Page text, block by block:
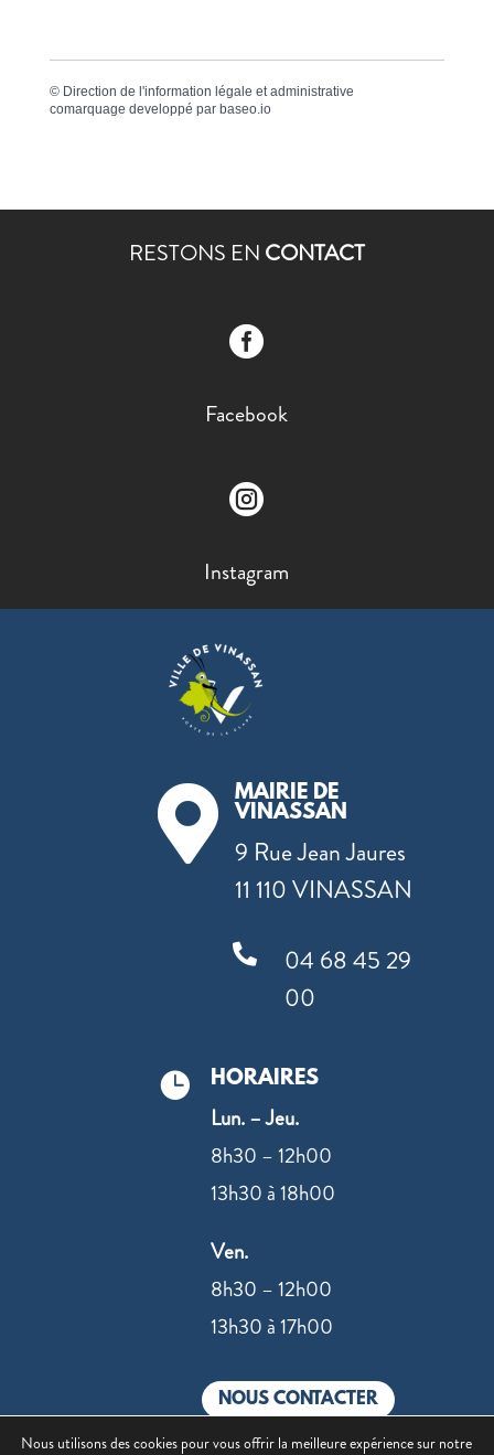
© Direction de l'information légale et administrative
comarquage developpé par baseo.io
RESTONS EN CONTACT

Facebook

Instagram

MAIRIE DE
VINASSAN
9 Rue Jean Jaures
11 110 VINASSAN

04 68 45 29
00
 HORAIRES
Lun. – Jeu.
8h30 – 12h00
13h30 à 18h00
Ven.
8h30 – 12h00
13h30 à 17h00
NOUS CONTACTER
Nous utilisons des cookies pour vous offrir la meilleure expérience sur notre